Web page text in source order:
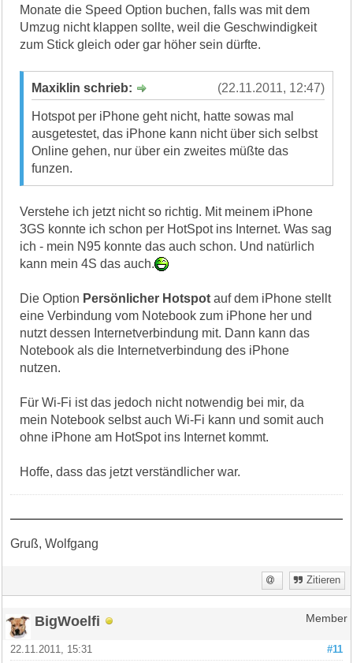
Monate die Speed Option buchen, falls was mit dem
Umzug nicht klappen sollte, weil die Geschwindigkeit
zum Stick gleich oder gar höher sein dürfte.
(22.11.2011, 12:47)
Maxiklin schrieb:
Hotspot per iPhone geht nicht, hatte sowas mal
ausgetestet, das iPhone kann nicht über sich selbst
Online gehen, nur über ein zweites müßte das
funzen.
Verstehe ich jetzt nicht so richtig. Mit meinem iPhone
3GS konnte ich schon per HotSpot ins Internet. Was sag
ich - mein N95 konnte das auch schon. Und natürlich
kann mein 4S das auch.
Die Option Persönlicher Hotspot auf dem iPhone stellt
eine Verbindung vom Notebook zum iPhone her und
nutzt dessen Internetverbindung mit. Dann kann das
Notebook als die Internetverbindung des iPhone
nutzen.
Für Wi-Fi ist das jedoch nicht notwendig bei mir, da
mein Notebook selbst auch Wi-Fi kann und somit auch
ohne iPhone am HotSpot ins Internet kommt.
Hoffe, dass das jetzt verständlicher war.
Gruß, Wolfgang
Zitieren
BigWoelfi Member
#11
22.11.2011, 15:31